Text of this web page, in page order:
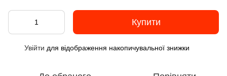
Купити
Увійти для відображення накопичувальної знижки